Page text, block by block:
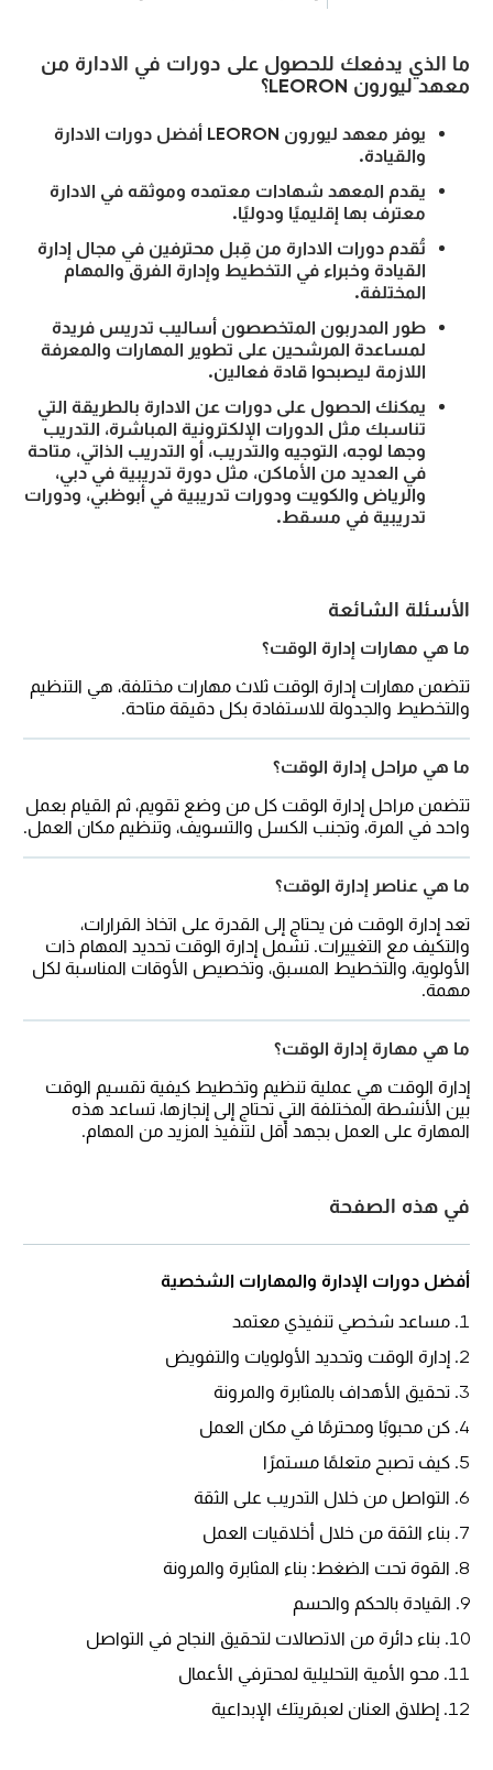
ما الذي يدفعك للحصول على دورات في الادارة من
معهد ليورون LEORON؟
يوفر معهد ليورون LEORON أفضل دورات الادارة
والقيادة.
يقدم المعهد شهادات معتمده وموثقه في الادارة
معترف بها إقليميًا ودوليًا.
تُقدم دورات الادارة من قِبل محترفين في مجال إدارة
القيادة وخبراء في التخطيط وإدارة الفرق والمهام
المختلفة.
طور المدربون المتخصصون أساليب تدريس فريدة
لمساعدة المرشحين على تطوير المهارات والمعرفة
اللازمة ليصبحوا قادة فعالين.
يمكنك الحصول على دورات عن الادارة بالطريقة التي
تناسبك مثل الدورات الإلكترونية المباشرة، التدريب
وجها لوجه، التوجيه والتدريب، أو التدريب الذاتي، متاحة
في العديد من الأماكن، مثل دورة تدريبية في دبي،
والرياض والكويت ودورات تدريبية في أبوظبي، ودورات
تدريبية في مسقط.
الأسئلة الشائعة
ما هي مهارات إدارة الوقت؟
تتضمن مهارات إدارة الوقت ثلاث مهارات مختلفة، هي التنظيم
والتخطيط والجدولة للاستفادة بكل دقيقة متاحة.
ما هي مراحل إدارة الوقت؟
تتضمن مراحل إدارة الوقت كل من وضع تقويم، ثم القيام بعمل
واحد في المرة، وتجنب الكسل والتسويف، وتنظيم مكان العمل.
ما هي عناصر إدارة الوقت؟
تعد إدارة الوقت فن يحتاج إلى القدرة على اتخاذ القرارات،
والتكيف مع التغييرات. تشمل إدارة الوقت تحديد المهام ذات
الأولوية، والتخطيط المسبق، وتخصيص الأوقات المناسبة لكل
مهمة.
ما هي مهارة إدارة الوقت؟
إدارة الوقت هي عملية تنظيم وتخطيط كيفية تقسيم الوقت
بين الأنشطة المختلفة التي تحتاج إلى إنجازها، تساعد هذه
المهارة على العمل بجهد أقل لتنفيذ المزيد من المهام.
في هذه الصفحة
أفضل دورات الإدارة والمهارات الشخصية
مساعد شخصي تنفيذي معتمد
إدارة الوقت وتحديد الأولويات والتفويض
تحقيق الأهداف بالمثابرة والمرونة
كن محبوبًا ومحترمًا في مكان العمل
كيف تصبح متعلمًا مستمرًا
التواصل من خلال التدريب على الثقة
بناء الثقة من خلال أخلاقيات العمل
القوة تحت الضغط: بناء المثابرة والمرونة
القيادة بالحكم والحسم
بناء دائرة من الاتصالات لتحقيق النجاح في التواصل
محو الأمية التحليلية لمحترفي الأعمال
إطلاق العنان لعبقريتك الإبداعية